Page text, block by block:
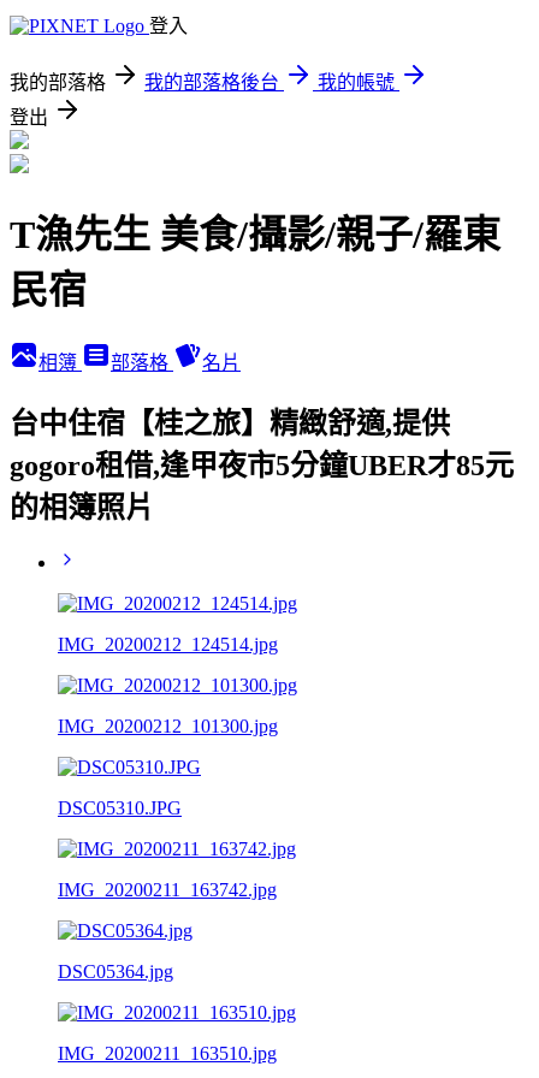
登入
我的部落格 我的部落格後台
我的帳號
登出
T漁先生 美食/攝影/親子/羅東
民宿
相簿 部落格 名片
台中住宿【桂之旅】精緻舒適,提供
gogoro租借,逢甲夜市5分鐘UBER才85元
的相簿照片
IMG_20200212_124514.jpg
IMG_20200212_101300.jpg
DSC05310.JPG
IMG_20200211_163742.jpg
DSC05364.jpg
IMG_20200211_163510.jpg